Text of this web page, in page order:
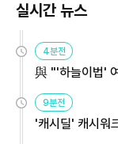
실시간 뉴스
4분전
與 "'하늘이법'
9분전
'캐시딜' 캐시워